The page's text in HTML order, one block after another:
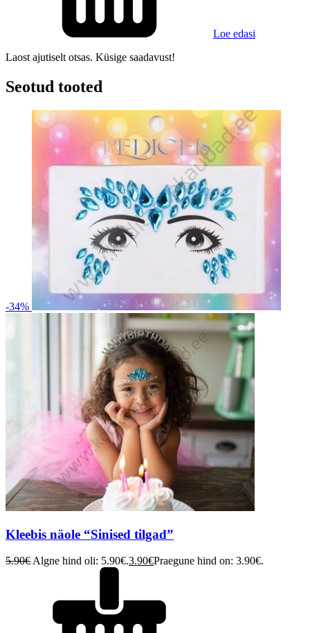
Loe edasi
Laost ajutiselt otsas. Küsige saadavust!
Seotud tooted
-34%
Kleebis näole “Sinised tilgad”
5.90€ Algne hind oli: 5.90€.3.90€Praegune hind on: 3.90€.